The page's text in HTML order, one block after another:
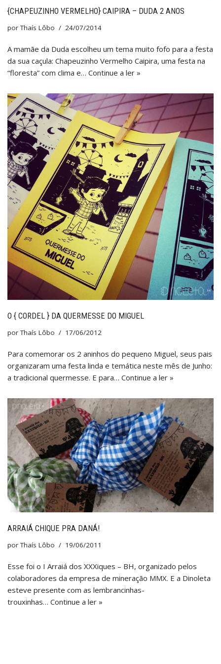
{CHAPEUZINHO VERMELHO} CAIPIRA – DUDA 2 ANOS
porThaís Lôbo 24/07/2014
A mamãe da Duda escolheu um tema muito fofo para a festa
da sua caçula: Chapeuzinho Vermelho Caipira, uma festa na
“floresta” com clima e… Continue a ler »
O { CORDEL } DA QUERMESSE DO MIGUEL
porThaís Lôbo 17/06/2012
Para comemorar os 2 aninhos do pequeno Miguel, seus pais
organizaram uma festa linda e temática neste mês de Junho:
a tradicional quermesse. E para… Continue a ler »
ARRAIÁ CHIQUE PRA DANÁ!
porThaís Lôbo 19/06/2011
Esse foi o I Arraiá dos XXXiques – BH, organizado pelos
colaboradores da empresa de mineração MMX. E a Dinoleta
esteve presente com as lembrancinhas-
trouxinhas… Continue a ler »